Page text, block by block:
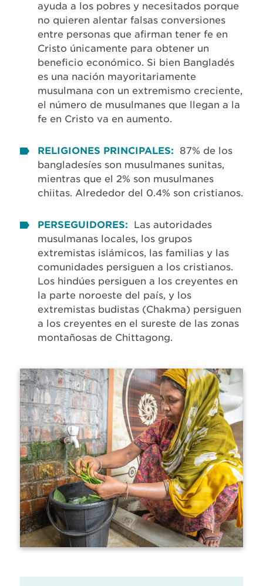
ayuda a los pobres y necesitados porque
no quieren alentar falsas conversiones
entre personas que afirman tener fe en
Cristo únicamente para obtener un
beneficio económico. Si bien Bangladés
es una nación mayoritariamente
musulmana con un extremismo creciente,
el número de musulmanes que llegan a la
fe en Cristo va en aumento.
RELIGIONES PRINCIPALES:
87% de los
bangladesíes son musulmanes sunitas,
mientras que el 2% son musulmanes
chiitas. Alrededor del 0.4% son cristianos.
PERSEGUIDORES:
Las autoridades
musulmanas locales, los grupos
extremistas islámicos, las familias y las
comunidades persiguen a los cristianos.
Los hindúes persiguen a los creyentes en
la parte noroeste del país, y los
extremistas budistas (Chakma) persiguen
a los creyentes en el sureste de las zonas
montañosas de Chittagong.